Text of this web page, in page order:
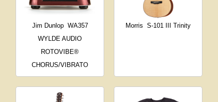
Jim Dunlop WA357
WYLDE AUDIO
ROTOVIBE®
CHORUS/VIBRATO
Morris S-101 III Trinity